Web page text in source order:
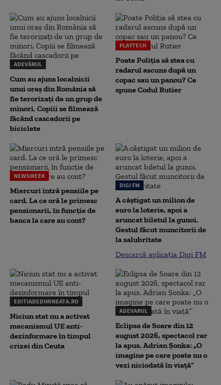
ADEVĂRUL
Cum au ajuns localnicii
unui oraș din România să
fie terorizați de un grup de
minori. Copiii se filmează
făcând cascadorii pe
biciclete
PLAYTECH
Poate Poliția să stea cu
radarul ascuns după un
copac sau un panou? Ce
spune Codul Rutier
NEWSWEEK
Miercuri intră pensiile pe
card. La ce oră le primesc
pensionarii, în funcție de
banca la care au cont?
DIGI FM
A câștigat un milion de
euro la loterie, apoi a
aruncat biletul la gunoi.
Gestul făcut muncitorii de
la salubritate
Descarcă aplicația Digi FM
EDITIADEDIMINEATA.RO
Niciun stat nu a activat
mecanismul UE anti-
dezinformare în timpul
crizei din Ceuta
ADEVARUL
Eclipsa de Soare din 12
august 2026, spectacol rar
la apus. Adrian Șonka: „O
imagine pe care poate nu o
vezi niciodată în viață”